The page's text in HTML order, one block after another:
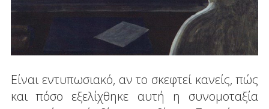
Είναι εντυπωσιακό, αν το σκεφτεί κανείς, πώς
και πόσο εξελίχθηκε αυτή η συνομοταξία